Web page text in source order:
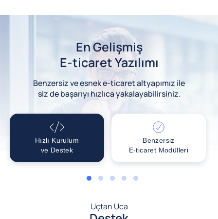
En Gelişmiş
E-ticaret Yazılımı
Benzersiz ve esnek e-ticaret altyapımız ile
siz de başarıyı hızlıca yakalayabilirsiniz.
Hızlı Kurulum
ve Destek
Benzersiz
E-ticaret Modülleri
1 2 3 4 5
Uçtan Uca